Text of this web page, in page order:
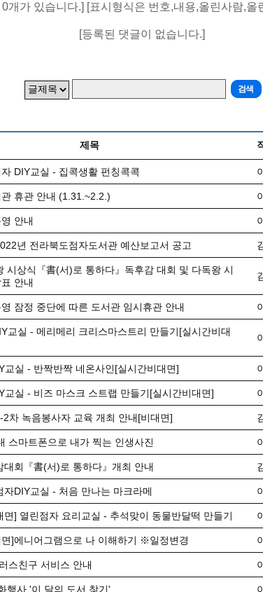
개가 있습니다.] [표시형식은 번호,내용,올린사람,올
[등록된 댓글이 없습니다.]
제목
DIY교실 - 집콕생활 펀칭콕콕
휴관 안내 (1.31.~2.2.)
안내
년 전라북도점자도서관 예산보고서 공고
시상식『書(서)로 통하다』독후감 대회 및 다독왕 시
안내
잠정 중단에 따른 도서관 임시휴관 안내
교실 - 메리메리 크리스마스트리 만들기[실시간비대
교실 - 반짝반짝 네온사인[실시간비대면]
교실 - 비즈 마스크 스트랩 만들기[실시간비대면]
2차 녹음봉사자 교육 개최 안내[비대면]
스마트폰으로 내가 찍는 인생사진
대회『書(서)로 통하다』개최 안내
자DIY교실 - 처음 만나는 마크라메
면] 열린점자 요리교실 - 추석맞이 동물반달떡 만들기
]에니어그램으로 나 이해하기 ※일정변경
스친구 서비스 안내
행사 '이 달의 도서 찾기'